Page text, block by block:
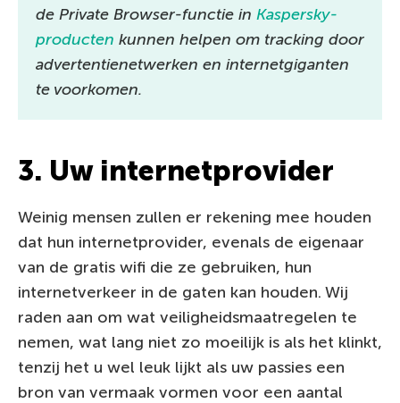
de Private Browser-functie in Kaspersky-
producten kunnen helpen om tracking door
advertentienetwerken en internetgiganten
te voorkomen.
3. Uw internetprovider
Weinig mensen zullen er rekening mee houden
dat hun internetprovider, evenals de eigenaar
van de gratis wifi die ze gebruiken, hun
internetverkeer in de gaten kan houden. Wij
raden aan om wat veiligheidsmaatregelen te
nemen, wat lang niet zo moeilijk is als het klinkt,
tenzij het u wel leuk lijkt als uw passies een
bron van vermaak vormen voor een aantal